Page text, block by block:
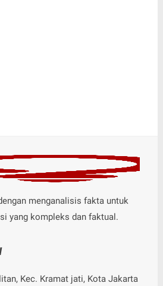
menganalisis fakta untuk
yang kompleks dan faktual.
Kec. Kramat jati, Kota Jakarta